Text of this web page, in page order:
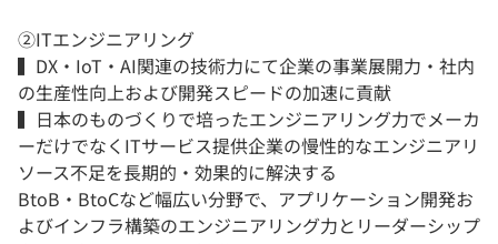
②ITエンジニアリング
▍DX・IoT・AI関連の技術力にて企業の事業展開力・社内
の生産性向上および開発スピードの加速に貢献
▍日本のものづくりで培ったエンジニアリング力でメーカ
ーだけでなくITサービス提供企業の慢性的なエンジニアリ
ソース不足を長期的・効果的に解決する
BtoB・BtoCなど幅広い分野で、アプリケーション開発お
よびインフラ構築のエンジニアリング力とリーダーシップ